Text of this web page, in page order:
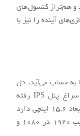
و هم‌تراز کنسول‌های
آینده را نیز با
به حساب می‌آید. دل
در این لپ‌تاپ نیز مانند اکثر لپ‌تاپ‌ها سراغ پنل IPS رفته
است. این صفحه نمایش در G15 5515 ابعاد 15.6 اینچی دارد
و رزولوشن و نرخ به‌روزرسانی آن به ترتیب 1920 در 1080 و